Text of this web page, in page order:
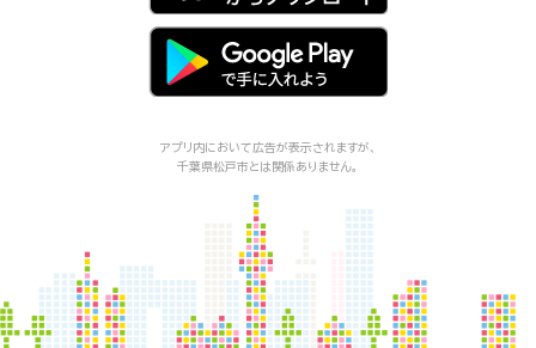
アプリ内において広告が表示されますが、
千葉県松戸市とは関係ありません。